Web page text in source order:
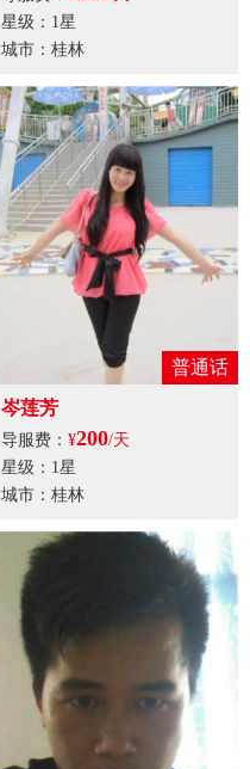
星级：1星
城市：桂林
普通话
岑莲芳
导服费： ¥200/天
星级：1星
城市：桂林